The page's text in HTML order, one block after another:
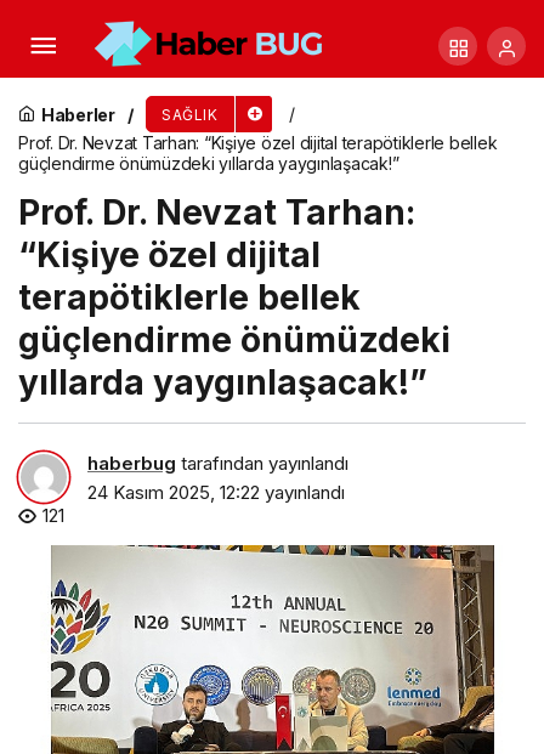
Haberler SAĞLIK
Prof. Dr. Nevzat Tarhan: “Kişiye özel dijital terapötiklerle bellek
güçlendirme önümüzdeki yıllarda yaygınlaşacak!”
Prof. Dr. Nevzat Tarhan:
“Kişiye özel dijital
terapötiklerle bellek
güçlendirme önümüzdeki
yıllarda yaygınlaşacak!”
haberbug tarafından yayınlandı
24 Kasım 2025, 12:22 yayınlandı
121
5 Adımda Kışın Sağlıklı Kalın!